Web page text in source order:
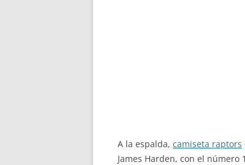
A la espalda, camiseta raptors
James Harden, con el